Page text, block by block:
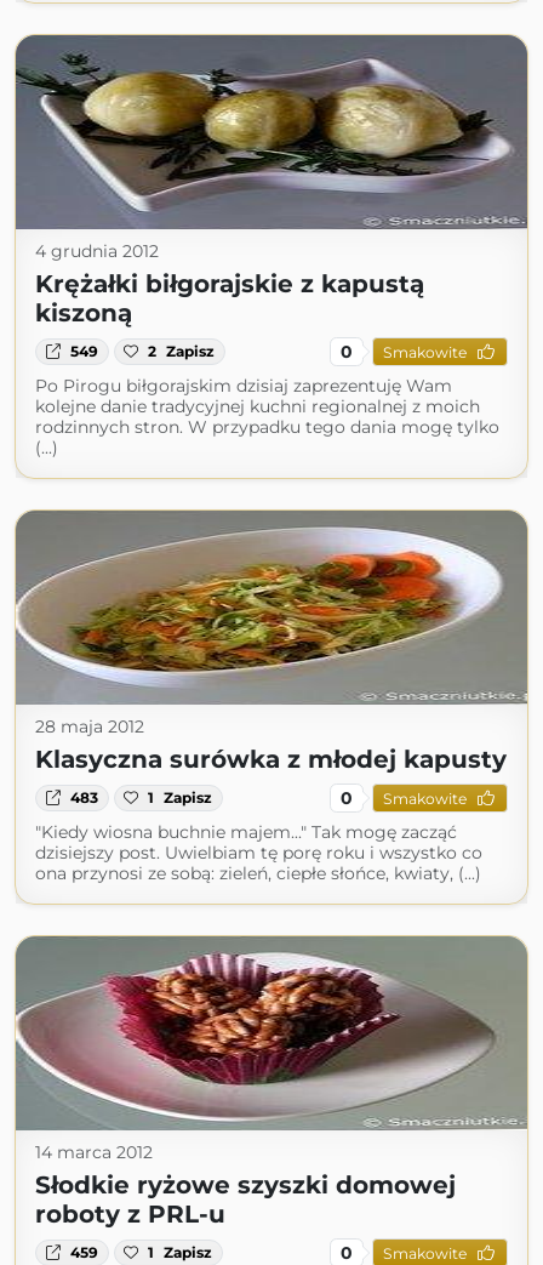
4 grudnia 2012
Krężałki biłgorajskie z kapustą
kiszoną
549 2 Zapisz 0 Smakowite
Po Pirogu biłgorajskim dzisiaj zaprezentuję Wam
kolejne danie tradycyjnej kuchni regionalnej z moich
rodzinnych stron. W przypadku tego dania mogę tylko
(...)
28 maja 2012
Klasyczna surówka z młodej kapusty
483 1 Zapisz 0 Smakowite
"Kiedy wiosna buchnie majem..." Tak mogę zacząć
dzisiejszy post. Uwielbiam tę porę roku i wszystko co
ona przynosi ze sobą: zieleń, ciepłe słońce, kwiaty, (...)
14 marca 2012
Słodkie ryżowe szyszki domowej
roboty z PRL-u
459 1 Zapisz 0 Smakowite